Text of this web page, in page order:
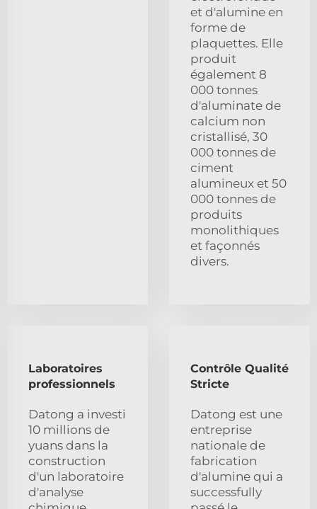
et d'alumine en
forme de
plaquettes. Elle
produit
également 8
000 tonnes
d'aluminate de
calcium non
cristallisé, 30
000 tonnes de
ciment
alumineux et 50
000 tonnes de
produits
monolithiques
et façonnés
divers.
Laboratoires
professionnels
Datong a investi
10 millions de
yuans dans la
construction
d'un laboratoire
d'analyse
Contrôle Qualité
Stricte
Datong est une
entreprise
nationale de
fabrication
d'alumine qui a
successfully